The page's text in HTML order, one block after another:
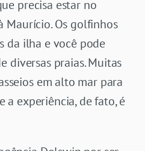
precisa estar no
Maurício. Os golfinhos
da ilha e você pode
diversas praias. Muitas
em alto mar para
a experiência, de fato, é